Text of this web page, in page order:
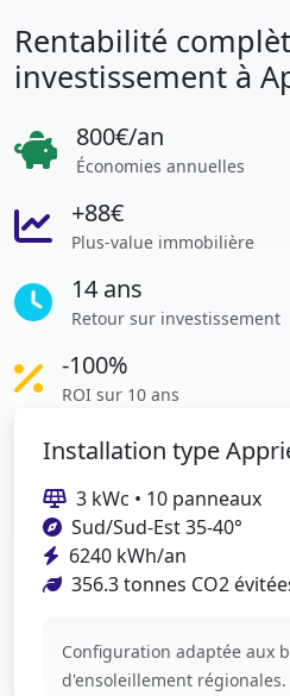
Rentabilité
investissement à
800€/an
Économies annuelles
+88€
Plus-value immobilière
14 ans
Retour sur investissement
-100%
ROI sur 10 ans
Installation type
3 kWc • 10 panneaux
Sud/Sud-Est 35-40°
6240 kWh/an
356.3 tonnes CO2
Configuration adaptée aux
d'ensoleillement